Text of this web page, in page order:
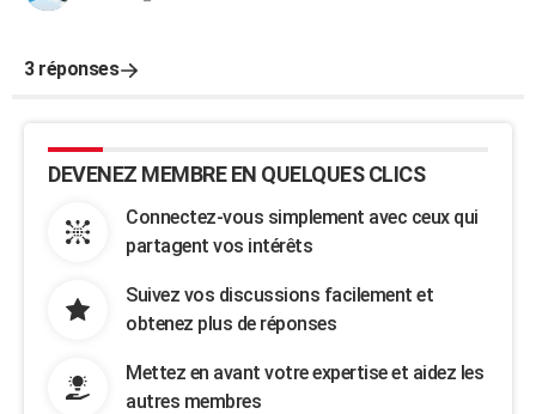
3 réponses
DEVENEZ MEMBRE EN QUELQUES CLICS
Connectez-vous simplement avec ceux qui
partagent vos intérêts
Suivez vos discussions facilement et
obtenez plus de réponses
Mettez en avant votre expertise et aidez les
autres membres